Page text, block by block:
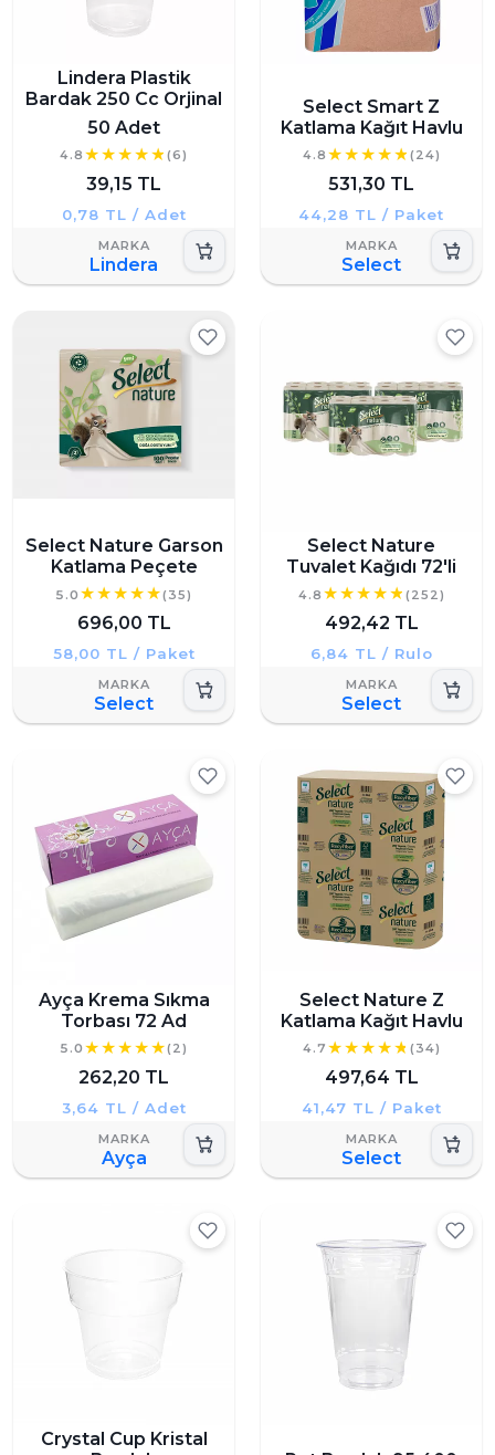
Lindera Plastik
Bardak 250 Cc Orjinal
50 Adet
4.8 (6)
39,15 TL
0,78 TL / Adet
Lindera
Select Smart Z
Katlama Kağıt Havlu
4.8 (24)
531,30 TL
44,28 TL / Paket
Select
Select Nature Garson
Katlama Peçete
5.0 (35)
696,00 TL
58,00 TL / Paket
Select
Select Nature
Tuvalet Kağıdı 72'li
4.8 (252)
492,42 TL
6,84 TL / Rulo
Select
Ayça Krema Sıkma
Torbası 72 Ad
5.0 (2)
262,20 TL
3,64 TL / Adet
Ayça
Select Nature Z
Katlama Kağıt Havlu
4.7 (34)
497,64 TL
41,47 TL / Paket
Select
Crystal Cup Kristal